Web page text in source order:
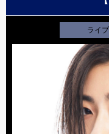
ライブ